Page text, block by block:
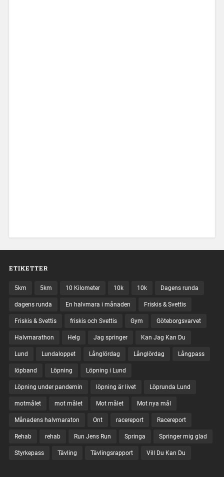
ETIKETTER
5km 5km 10 Kilometer 10k 10k Dagens runda
dagens runda En halvmara i månaden Friskis & Svettis
Friskis & Svettis friskis och Svettis Gym Göteborgsvarvet
Halvmarathon Helg Jag springer Kan Jag Kan Du
Lund Lundaloppet Långlördag Långlördag Långpass
löpband Löpning Löpning i Lund
Löpning under pandemin löpning är livet Löprunda Lund
motmålet mot målet Mot målet Mot nya mål
Månadens halvmaraton Ont racereport Racereport
Rehab rehab Run Jens Run Springa Springer mig glad
Styrkepass Tävling Tävlingsrapport Vill Du Kan Du